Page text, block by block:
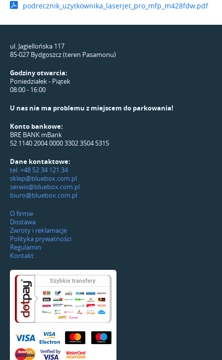
podrecznik_uzytkownika_laserjet_pro_mfp_m428fdw.pdf
ul. Jagiellońska 117
85-027 Bydgoszcz (teren Pasamonu)
Godziny otwarcia:
Poniedziałek - Piątek
08:00 - 16:00
U nas nie ma problemu z miejscem do parkowania!
Konto bankowe:
BRE BANK mBank
52 1140 2004 0000 3302 3504 5315
Dane kontaktowe:
tel. +48 52 34 121 34
sklep@bluebox.com.pl
serwis@bluebox.com.pl
biuro@bluebox.com.pl
O firmie
Dostawa
Zwroty i reklamacje
Polityka prywatności
Regulamin
Kontakt